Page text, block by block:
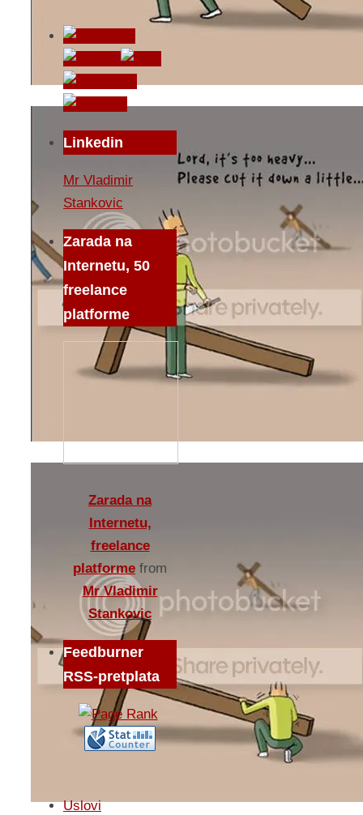
Linkedin
Mr Vladimir
Stankovic
Zarada na
Internetu, 50
freelance
platforme
Zarada na
Internetu,
freelance
platforme from
Mr Vladimir
Stankovic
Feedburner
RSS-pretplata
Uslovi